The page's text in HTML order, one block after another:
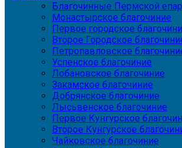
Благочинные Пермской
Монастырское благочиние
Первое городское
Второе Городское
Петропавловское
Успенское благочиние
Лобановское благочиние
Закамское благочиние
Добрянское благочиние
Лысьвенское благочиние
Первое Кунгурское
Второе Кунгурское
Чайковское благочиние